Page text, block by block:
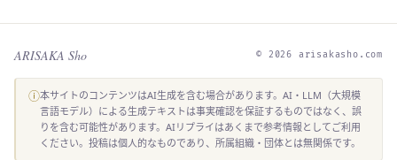
ARISAKA Sho © 2026 arisakasho.com
ⓘ本サイトのコンテンツはAI生成を含む場合があります。AI・LLM（大規模
言語モデル）による生成テキストは事実確認を保証するものではなく、誤
りを含む可能性があります。AIリプライはあくまで参考情報としてご利用
ください。投稿は個人的なものであり、所属組織・団体とは無関係です。